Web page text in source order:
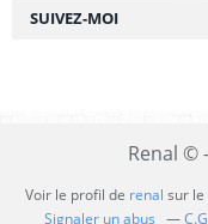
SUIVEZ-MOI
Renal ©
Voir le profil de renal sur le
Signaler un abus